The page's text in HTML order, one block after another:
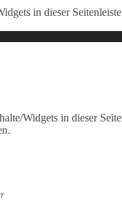
in dieser Seitenleiste
Widgets in dieser